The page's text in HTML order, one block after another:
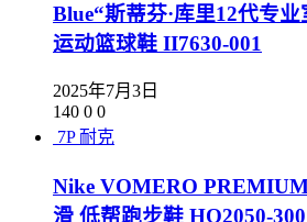
Blue“斯蒂芬·库里12代专
运动篮球鞋 II7630-001
2025年7月3日
140 0 0
7P 耐克
Nike VOMERO
滑 低帮跑步鞋 HQ2050-300